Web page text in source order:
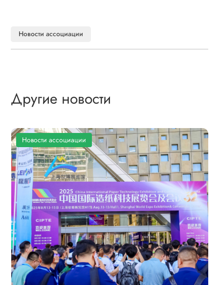
Новости ассоциации
Другие новости
Новости ассоциации